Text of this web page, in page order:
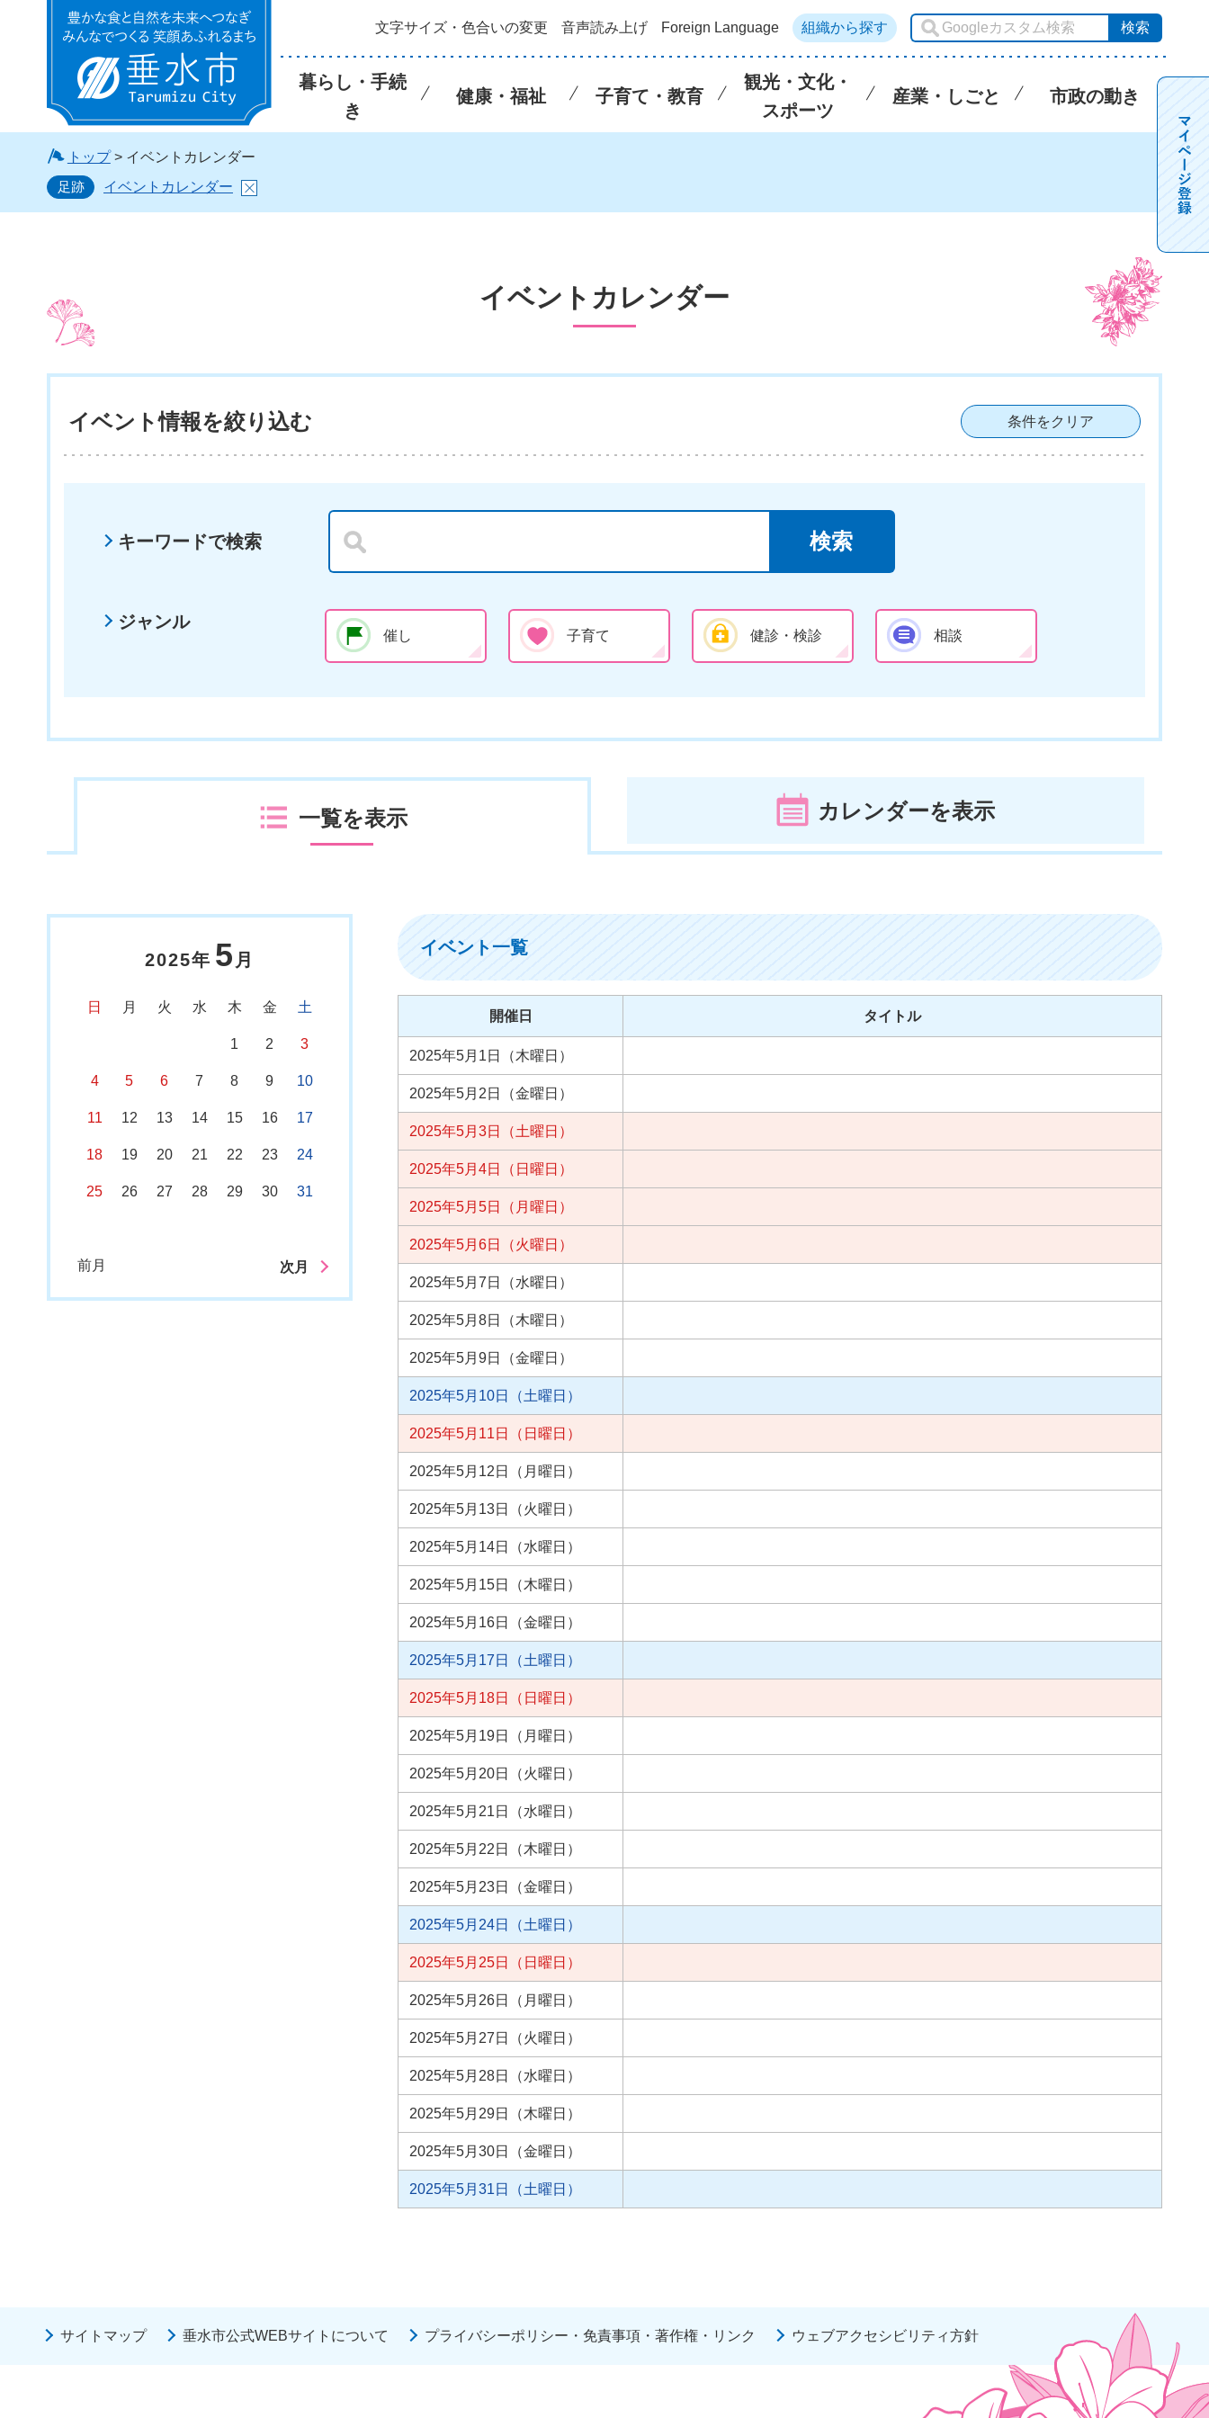
垂水市 文字サイズ・色合いの変更 音声読み上げ Foreign Language 組織から探す
暮らし・手続
き
健康・福祉 子育て・教育
観光・文化・
スポーツ
産業・しごと 市政の動き
トップ> イベントカレンダー
足跡
イベントカレンダー
イベントカレンダー
イベント情報を絞り込む 条件をクリア
キーワードで検索
ジャンル
催し 子育て 健診・検診 相談
一覧を表示 カレンダーを表示
2025年 5 月
日 月 火 水 木 金 土
1 2 3
4 5 6 7 8 9 10
11 12 13 14 15 16 17
18 19 20 21 22 23 24
25 26 27 28 29 30 31
前月 次月
イベント一覧
開催日 タイトル
2025年5月1日（木曜日）
2025年5月2日（金曜日）
2025年5月3日（土曜日）
2025年5月4日（日曜日）
2025年5月5日（月曜日）
2025年5月6日（火曜日）
2025年5月7日（水曜日）
2025年5月8日（木曜日）
2025年5月9日（金曜日）
2025年5月10日（土曜日）
2025年5月11日（日曜日）
2025年5月12日（月曜日）
2025年5月13日（火曜日）
2025年5月14日（水曜日）
2025年5月15日（木曜日）
2025年5月16日（金曜日）
2025年5月17日（土曜日）
2025年5月18日（日曜日）
2025年5月19日（月曜日）
2025年5月20日（火曜日）
2025年5月21日（水曜日）
2025年5月22日（木曜日）
2025年5月23日（金曜日）
2025年5月24日（土曜日）
2025年5月25日（日曜日）
2025年5月26日（月曜日）
2025年5月27日（火曜日）
2025年5月28日（水曜日）
2025年5月29日（木曜日）
2025年5月30日（金曜日）
2025年5月31日（土曜日）
サイトマップ 垂水市公式WEBサイトについて プライバシーポリシー・免責事項・著作権・リンク ウェブアクセシビリティ方針